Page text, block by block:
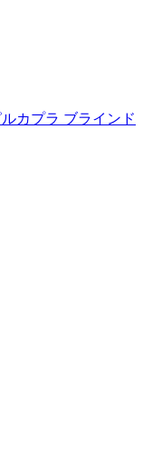
カプラ ブラインド